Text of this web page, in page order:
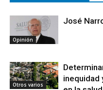
Opinión
José
Otros varios
inequidad